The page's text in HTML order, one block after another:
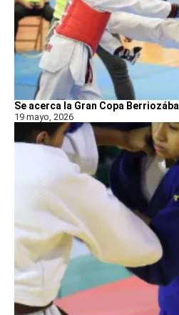
Se acerca la Gran Copa Berriozábal
19 mayo, 2026